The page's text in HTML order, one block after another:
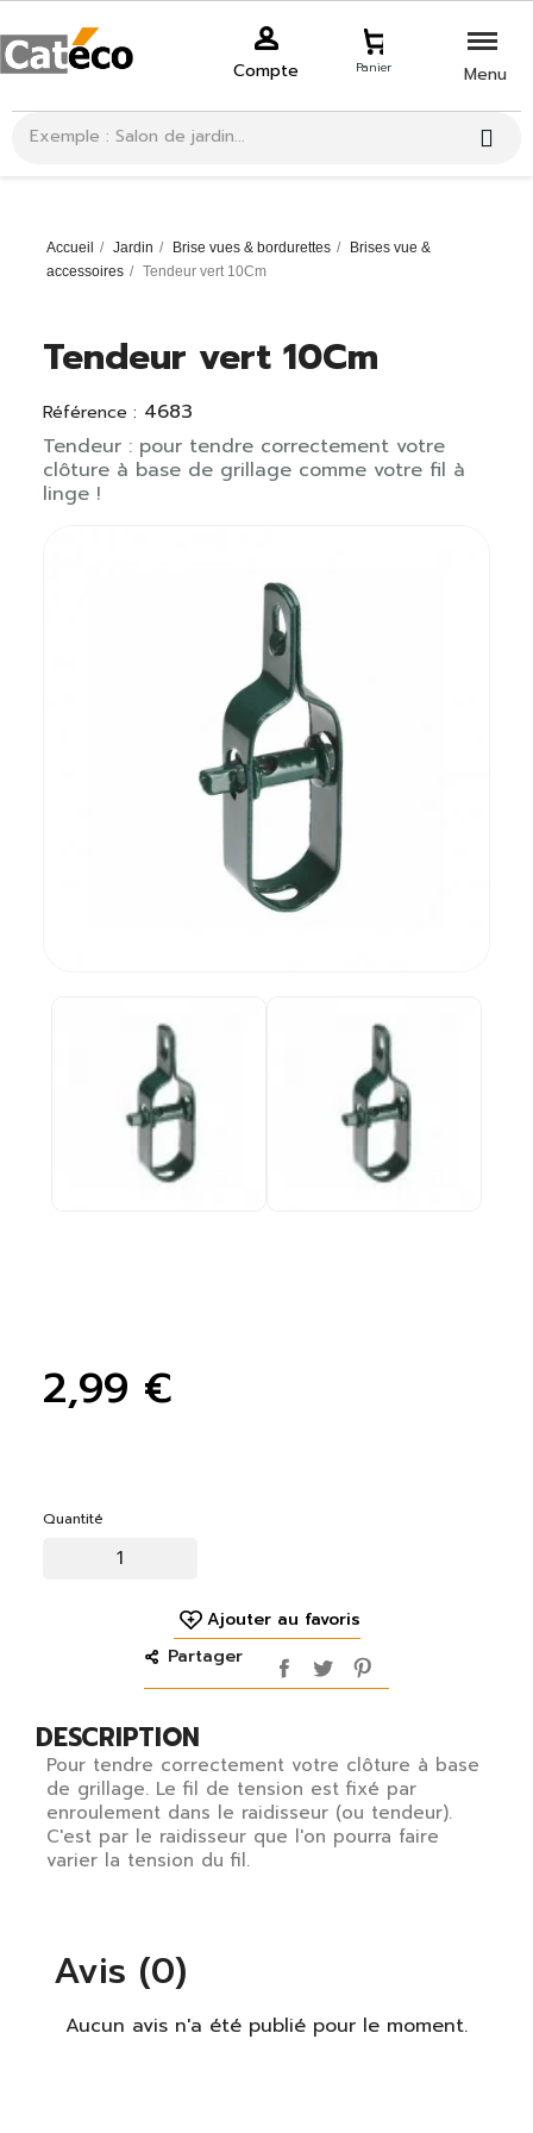
Compte Panier Menu
Accueil Jardin Brise vues & bordurettes
Brises vue &
accessoires
Tendeur vert 10Cm
DESCRIPTION
Pour tendre correctement votre clôture à base
de grillage. Le fil de tension est fixé par
enroulement dans le raidisseur (ou tendeur).
C'est par le raidisseur que l'on pourra faire
varier la tension du fil.
Tendeur vert 10Cm
Référence : 4683
Tendeur : pour tendre correctement votre
clôture à base de grillage comme votre fil à
linge !
2,99 €
Quantité
Ajouter au favoris
Partager
Avis (0)
Aucun avis n'a été publié pour le moment.